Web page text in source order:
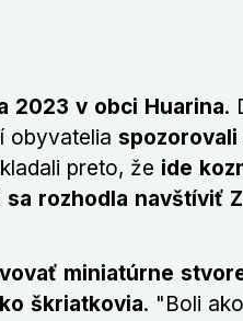
2023 v obci Huarina.
obyvatelia
preto, že ide
rozhodla navštíviť
miniatúrne
škriatkovia. "Boli